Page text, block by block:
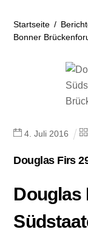
Startseite /
Bonner
4 .Juli 2016
Douglas Firs
Douglas